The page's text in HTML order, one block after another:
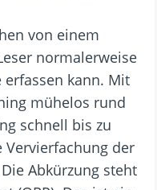
von einem
normalerweise
kann. Mit
mühelos rund
schnell bis zu
Vervierfachung der
Abkürzung steht